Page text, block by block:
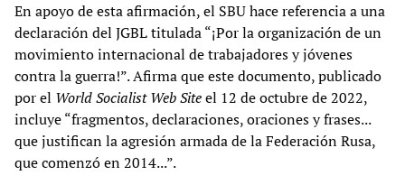
En apoyo de esta afirmación, el SBU hace referencia a una
declaración del JGBL titulada “¡Por la organización de un
movimiento internacional de trabajadores y jóvenes
contra la guerra!”. Afirma que este documento, publicado
por el World Socialist Web Siteel 12 de octubre de 2022,
incluye “fragmentos, declaraciones, oraciones y frases...
que justifican la agresión armada de la Federación Rusa,
que comenzó en 2014...”.